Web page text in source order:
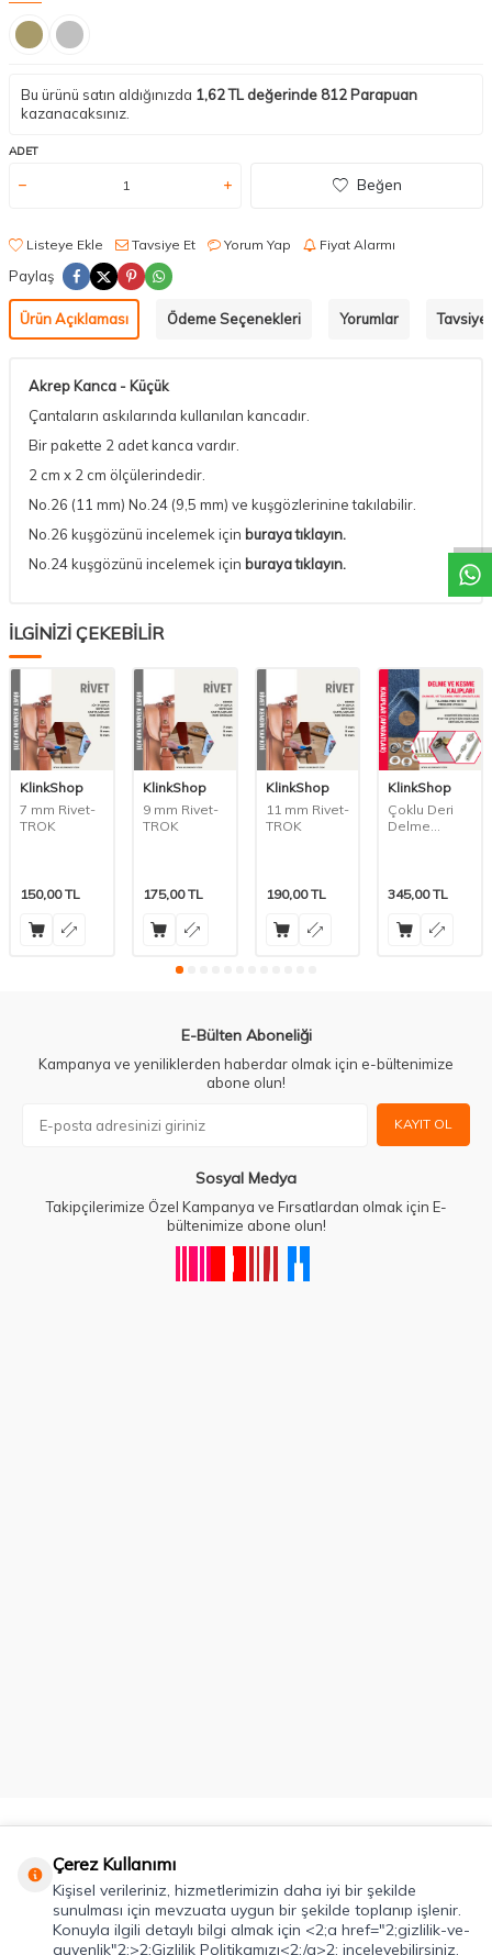
Bu ürünü satın aldığınızda 1,62TL değerinde 812Parapuan
kazanacaksınız.
ADET
Beğen
Listeye Ekle Tavsiye Et Yorum Yap Fiyat Alarmı
Paylaş
Ürün Açıklaması Ödeme Seçenekleri Yorumlar Tavsiye
Akrep Kanca - Küçük
Çantaların askılarında kullanılan kancadır.
Bir pakette 2 adet kanca vardır.
2 cm x 2 cm ölçülerindedir.
No.26 (11 mm) No.24 (9,5 mm) ve kuşgözlerinine takılabilir.
No.26 kuşgözünü incelemek için buraya tıklayın.
No.24 kuşgözünü incelemek için buraya tıklayın.
İLGİNİZİ ÇEKEBİLİR
KlinkShop
7 mm Rivet-
TROK
150,00TL
KlinkShop
9 mm Rivet-
TROK
175,00TL
KlinkShop
11 mm Rivet-
TROK
190,00TL
KlinkShop
Çoklu Deri
Delme
345,00TL
E-Bülten Aboneliği
Kampanya ve yeniliklerden haberdar olmak için e-bültenimize
abone olun!
KAYIT OL
Sosyal Medya
Takipçilerimize Özel Kampanya ve Fırsatlardan olmak için E-
bültenimize abone olun!
Önemli Bilgiler
Hızlı Erişim
Çerez Kullanımı
Kişisel verileriniz, hizmetlerimizin daha iyi bir şekilde
sunulması için mevzuata uygun bir şekilde toplanıp işlenir.
Konuyla ilgili detaylı bilgi almak için <2;a href="2;gizlilik-ve-
guvenlik"2;>2;Gizlilik Politikamızı<2;/a>2; inceleyebilirsiniz.